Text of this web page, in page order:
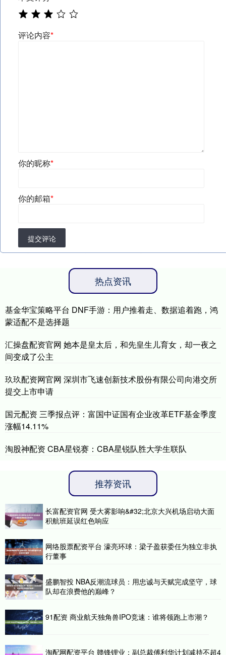
评论内容*
你的昵称*
你的邮箱*
提交评论
热点资讯
基金华宝策略平台 DNF手游：用户推着走、数据追着跑，鸿
蒙适配不是选择题
汇操盘配资官网 她本是皇太后，和先皇生儿育女，却一夜之
间变成了公主
玖玖配资网官网 深圳市飞速创新技术股份有限公司向港交所
提交上市申请
国元配资 三季报点评：富国中证国有企业改革ETF基金季度
涨幅14.11%
淘股神配资 CBA星锐赛：CBA星锐队胜大学生联队
推荐资讯
长富配资官网 受大雾影响&#32;北京大兴机场启动大面
积航班延误红色响应
网络股票配资平台 濠亮环球：梁子盈获委任为独立非执
行董事
盛鹏智投 NBA反潮流球员：用忠诚与天赋完成坚守，球
队却在浪费他的巅峰？
91配资 商业航天独角兽IPO竞速：谁将领跑上市潮？
淘配网配资平台 赣锋锂业：副总裁傅利华计划减持不超4